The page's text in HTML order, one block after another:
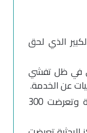
الذي لحق
في ظل تفشي
فقد 80% من السكان مصدر دخلهم حيث توقفت معظم الانشطة التجارية وتعرضت 300